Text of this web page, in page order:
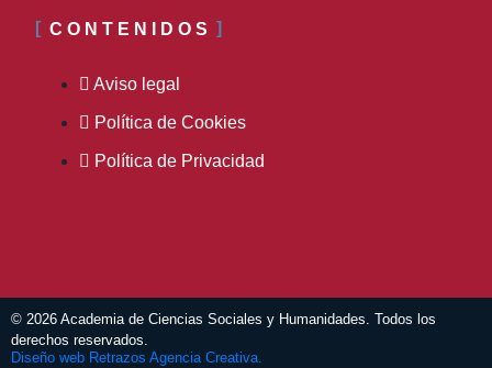
CONTENIDOS
Aviso legal
Política de Cookies
Política de Privacidad
© 2026 Academia de Ciencias Sociales y Humanidades. Todos los
derechos reservados.
Diseño web Retrazos Agencia Creativa.